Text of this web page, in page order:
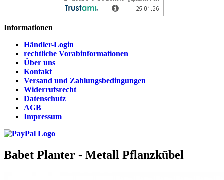
Informationen
Händler-Login
rechtliche Vorabinformationen
Über uns
Kontakt
Versand und Zahlungsbedingungen
Widerrufsrecht
Datenschutz
AGB
Impressum
Babet Planter - Metall Pflanzkübel